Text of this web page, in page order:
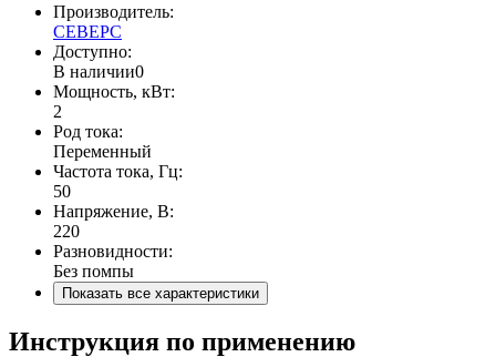
Производитель:
СЕВЕРС
Доступно:
В наличии0
Мощность, кВт:
2
Род тока:
Переменный
Частота тока, Гц:
50
Напряжение, В:
220
Разновидности:
Без помпы
Показать все характеристики
Инструкция по применению